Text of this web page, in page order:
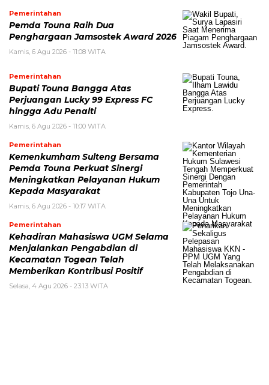
Pemerintahan
Pemda Touna Raih Dua
Penghargaan Jamsostek Award 2026
Kamis, 6 Agu 2026 - 11:08 WITA
Pemerintahan
Bupati Touna Bangga Atas
Perjuangan Lucky 99 Express FC
hingga Adu Penalti
Kamis, 6 Agu 2026 - 11:00 WITA
Pemerintahan
Kemenkumham Sulteng Bersama
Pemda Touna Perkuat Sinergi
Meningkatkan Pelayanan Hukum
Kepada Masyarakat
Kamis, 6 Agu 2026 - 10:17 WITA
Pemerintahan
Kehadiran Mahasiswa UGM Selama
Menjalankan Pengabdian di
Kecamatan Togean Telah
Memberikan Kontribusi Positif
Selasa, 4 Agu 2026 - 23:13 WITA